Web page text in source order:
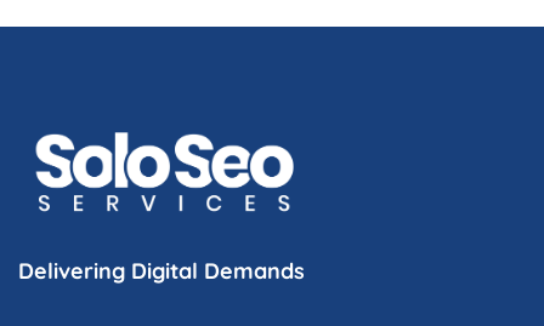
Delivering Digital Demands